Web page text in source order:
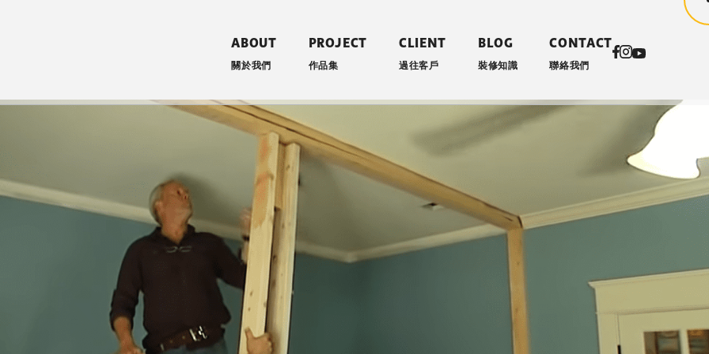
ABOUT
關於我們
PROJECT
作品集
CLIENT
過往客戶
BLOG
裝修知識
CONTACT
聯絡我們